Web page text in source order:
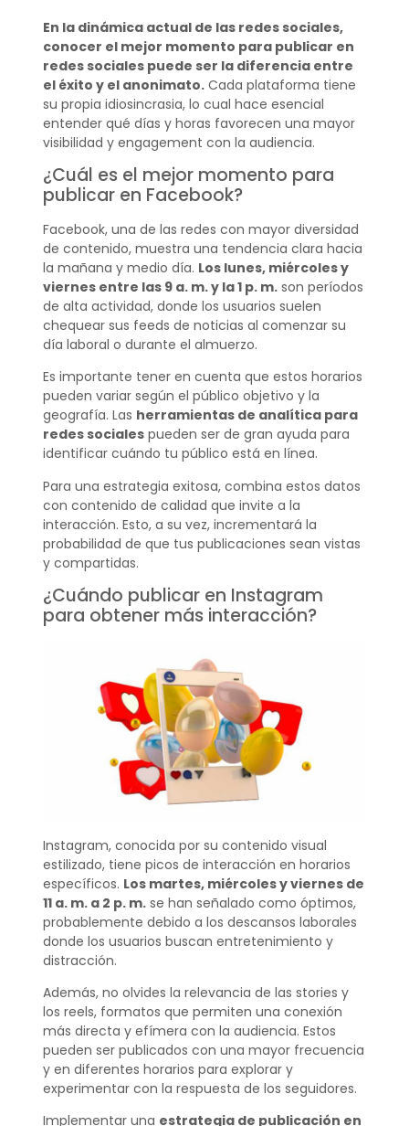
En la dinámica actual de las redes sociales,
conocer el mejor momento para publicar en
redes sociales puede ser la diferencia entre
el éxito y el anonimato.Cada plataforma tiene
su propia idiosincrasia, lo cual hace esencial
entender qué días y horas favorecen una mayor
visibilidad y engagement con la audiencia.
¿Cuál es el mejor momento para
publicar en Facebook?
Facebook, una de las redes con mayor diversidad
de contenido, muestra una tendencia clara hacia
la mañana y medio día. Los lunes, miércoles y
viernes entre las 9 a. m. y la 1 p. m.son períodos
de alta actividad, donde los usuarios suelen
chequear sus feeds de noticias al comenzar su
día laboral o durante el almuerzo.
Es importante tener en cuenta que estos horarios
pueden variar según el público objetivo y la
geografía. Las herramientas de analítica para
redes socialespueden ser de gran ayuda para
identificar cuándo tu público está en línea.
Para una estrategia exitosa, combina estos datos
con contenido de calidad que invite a la
interacción. Esto, a su vez, incrementará la
probabilidad de que tus publicaciones sean vistas
y compartidas.
¿Cuándo publicar en Instagram
para obtener más interacción?
Instagram, conocida por su contenido visual
estilizado, tiene picos de interacción en horarios
específicos. Los martes, miércoles y viernes de
11 a. m. a 2 p. m.se han señalado como óptimos,
probablemente debido a los descansos laborales
donde los usuarios buscan entretenimiento y
distracción.
Además, no olvides la relevancia de las stories y
los reels, formatos que permiten una conexión
más directa y efímera con la audiencia. Estos
pueden ser publicados con una mayor frecuencia
y en diferentes horarios para explorar y
experimentar con la respuesta de los seguidores.
Implementar una estrategia de publicación en